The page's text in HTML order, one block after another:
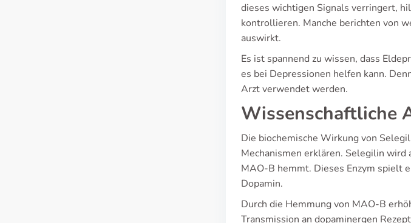
dieses wichtigen Signals verringert,
kontrollieren. Manche berichten von
auswirkt.
Es ist spannend zu wissen, dass
es bei Depressionen helfen kann.
Arzt verwendet werden.
Wissenschaftliche
Die biochemische Wirkung von
Mechanismen erklären. Selegilin wird
MAO-B hemmt. Dieses Enzym spielt
Dopamin.
Durch die Hemmung von MAO-B
Transmission an dopaminergen